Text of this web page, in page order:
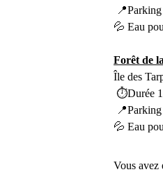
💦 Eau
Forêt de
Île des
⏱Durée
💦 Eau
Vous avez